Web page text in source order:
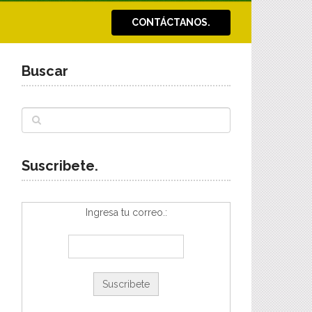
CONTÁCTANOS.
Buscar
Suscribete.
Ingresa tu correo.: